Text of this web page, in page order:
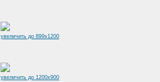
увеличить до 899x1200
увеличить до 1200x900